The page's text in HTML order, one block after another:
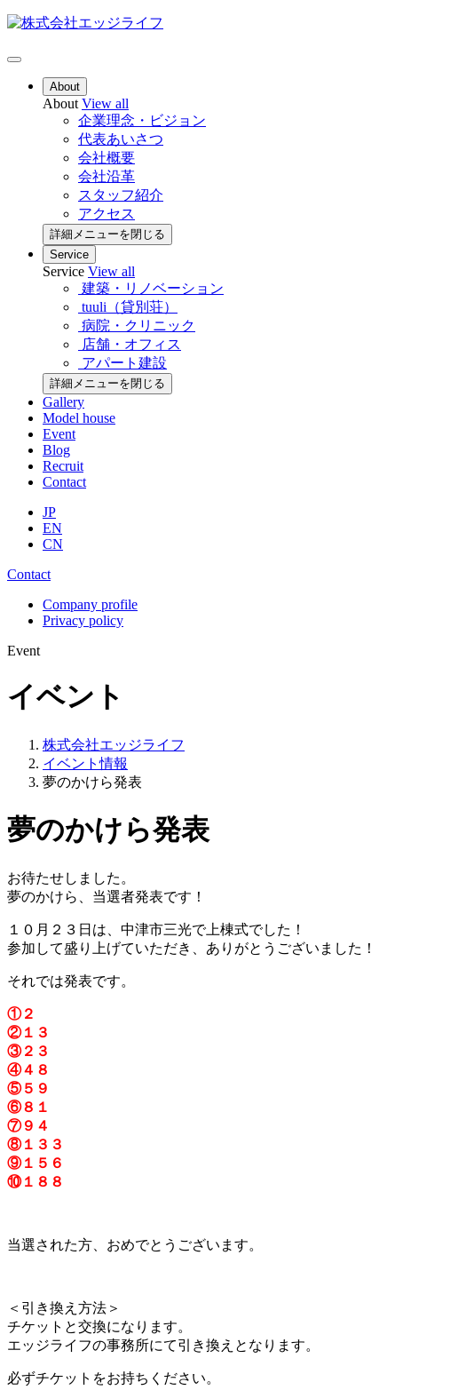
About
About View all
企業理念・ビジョン
代表あいさつ
会社概要
会社沿革
スタッフ紹介
アクセス
詳細メニューを閉じる
Service
Service View all
建築・リノベーション
tuuli（貸別荘）
病院・クリニック
店舗・オフィス
アパート建設
詳細メニューを閉じる
Gallery
Model house
Event
Blog
Recruit
Contact
JP
EN
CN
Contact
Company profile
Privacy policy
Event
イベント
株式会社エッジライフ
イベント情報
夢のかけら発表
夢のかけら発表
お待たせしました。
夢のかけら、当選者発表です！
１０月２３日は、中津市三光で上棟式でした！
参加して盛り上げていただき、ありがとうございました！
それでは発表です。
①２
②１３
③２３
④４８
⑤５９
⑥８１
⑦９４
⑧１３３
⑨１５６
⑩１８８
当選された方、おめでとうございます。
＜引き換え方法＞
チケットと交換になります。
エッジライフの事務所にて引き換えとなります。
必ずチケットをお持ちください。